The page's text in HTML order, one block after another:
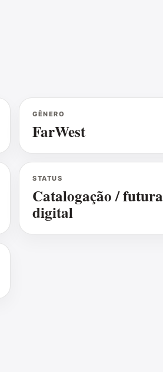
GÊNERO
FarWest
STATUS
Catalogação /
digital